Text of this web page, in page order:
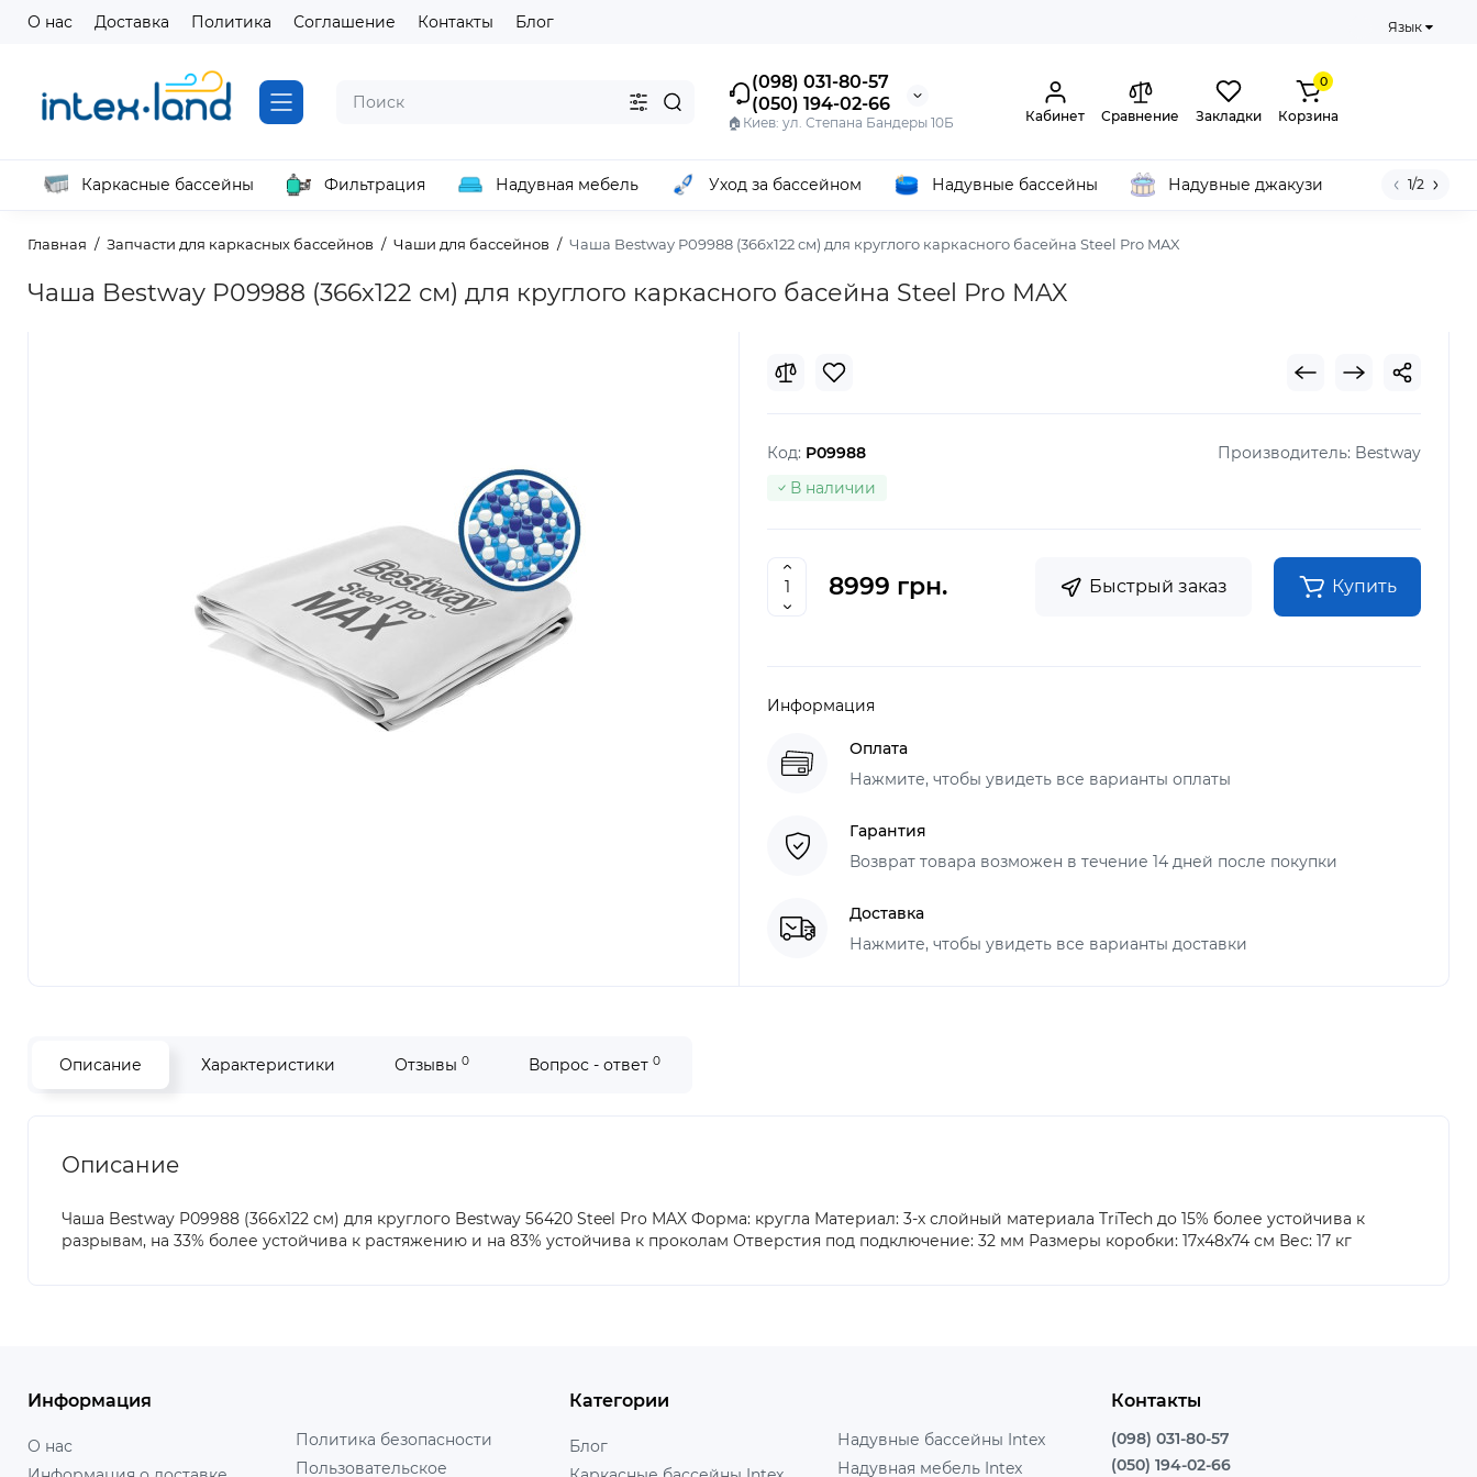
О нас Доставка Политика Соглашение Контакты Блог Язык
(098) 031-80-57
(050) 194-02-66
🏠Киев: ул. Степана Бандеры 10Б Кабинет Сравнение Закладки
0
Корзина
Каркасные бассейны Фильтрация Надувная мебель Уход за бассейном Надувные бассейны Надувные джакузи 1/2
Главная Запчасти для каркасных бассейнов Чаши для бассейнов Чаша Bestway P09988 (366х122 см) для круглого каркасного басейна Steel Pro MAX
Чаша Bestway P09988 (366х122 см) для круглого каркасного басейна Steel Pro MAX
Код: P09988 Производитель: Bestway
В наличии
8999 грн. Быстрый заказ Купить
Информация
Оплата
Нажмите, чтобы увидеть все варианты оплаты
Гарантия
Возврат товара возможен в течение 14 дней после покупки
Доставка
Нажмите, чтобы увидеть все варианты доставки
Описание Характеристики Отзывы 0 Вопрос - ответ 0
Описание
Чаша Bestway P09988 (366х122 см) для круглого Bestway 56420 Steel Pro MAX Форма: кругла Материал: 3-х слойный материала TriTech до 15% более устойчива к
разрывам, на 33% более устойчива к растяжению и на 83% устойчива к проколам Отверстия под подключение: 32 мм Размеры коробки: 17х48х74 см Вес: 17 кг
Информация
О нас
Политика безопасности
Пользовательское
Категории
Блог
Надувные бассейны Intex
Надувная мебель Intex
Контакты
(098) 031-80-57
(050) 194-02-66